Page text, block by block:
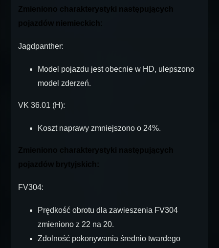
Zmieniono charakterystyki następujących
pojazdów niemieckich:
Jagdpanther:
Model pojazdu jest obecnie w HD, ulepszono
model zderzeń.
VK 36.01 (H):
Koszt naprawy zmniejszono o 24%.
Zmieniono charakterystyki następujących
pojazdów brytyjskich:
FV304:
Prędkość obrotu dla zawieszenia FV304
zmieniono z 22 na 20.
Zdolność pokonywania średnio twardego